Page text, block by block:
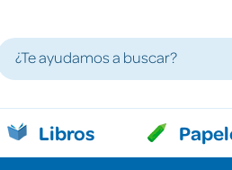
Libros